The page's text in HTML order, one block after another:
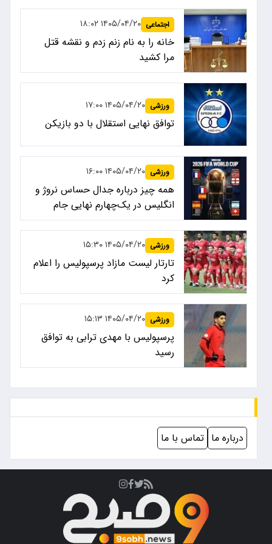
اجتماعی ۱۴۰۵/۰۴/۲۰ ۱۸:۰۲
خانه را به نام زنم زدم و نقشه قتل
مرا کشید
ورزشی ۱۴۰۵/۰۴/۲۰ ۱۷:۰۰
توافق نهایی استقلال با دو بازیکن
ورزشی ۱۴۰۵/۰۴/۲۰ ۱۶:۰۰
همه چیز درباره جدال حساس نروژ و
انگلیس در یک‌چهارم نهایی جام
جهانی ۲۰۲۶
ورزشی ۱۴۰۵/۰۴/۲۰ ۱۵:۳۰
تارتار لیست مازاد پرسپولیس را اعلام
کرد
ورزشی ۱۴۰۵/۰۴/۲۰ ۱۵:۱۳
پرسپولیس با مهدی ترابی به توافق
رسید
درباره ما تماس با ما